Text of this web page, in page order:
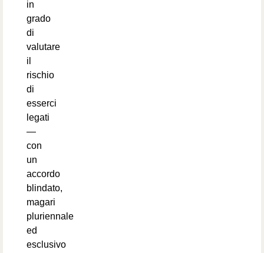
in
grado
di
valutare
il
rischio
di
esserci
legati
—
con
un
accordo
blindato,
magari
pluriennale
ed
esclusivo